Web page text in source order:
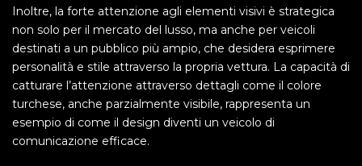
Inoltre, la forte attenzione agli elementi visivi è strategica
non solo per il mercato del lusso, ma anche per veicoli
destinati a un pubblico più ampio, che desidera esprimere
personalità e stile attraverso la propria vettura. La capacità di
catturare l’attenzione attraverso dettagli come il colore
turchese, anche parzialmente visibile, rappresenta un
esempio di come il design diventi un veicolo di
comunicazione efficace.